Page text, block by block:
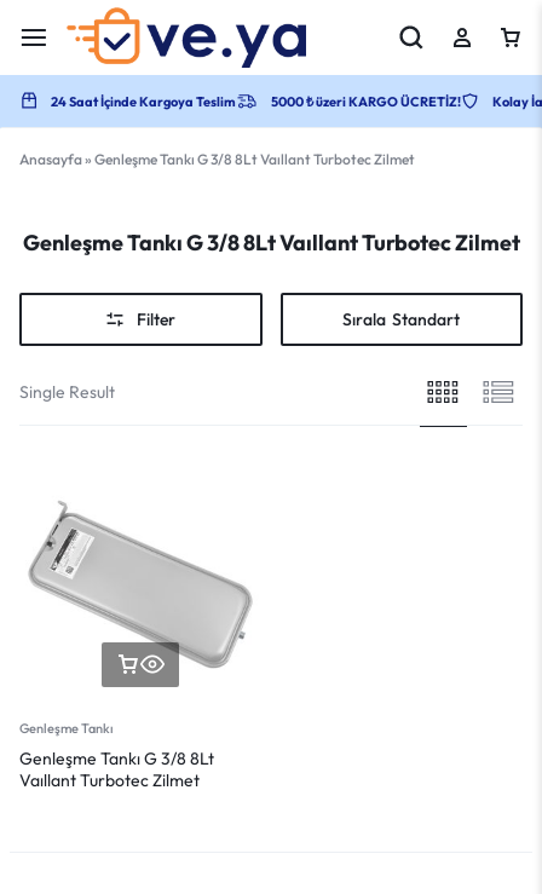
24 Saat İçinde Kargoya Teslim 5000 ₺ üzeri KARGO ÜCRETİZ! Kolay
Anasayfa» Genleşme Tankı G 3/8 8Lt Vaıllant Turbotec Zilmet
Genleşme Tankı G 3/8 8Lt Vaıllant Turbotec Zilmet
Filter Sırala Standart
Single Result
Genleşme Tankı
Genleşme Tankı G 3/8 8Lt
Vaıllant Turbotec Zilmet